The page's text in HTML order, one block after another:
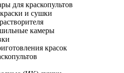
для краскопультов
и сушки
камеры
красок